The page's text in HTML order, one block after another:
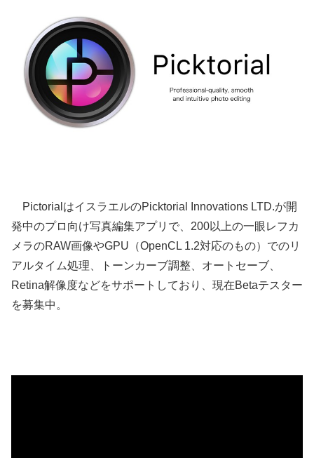
PictorialはイスラエルのPicktorial Innovations LTD.が開
発中のプロ向け写真編集アプリで、200以上の一眼レフカ
メラのRAW画像やGPU（OpenCL 1.2対応のもの）でのリ
アルタイム処理、トーンカーブ調整、オートセーブ、
Retina解像度などをサポートしており、現在Betaテスター
を募集中。